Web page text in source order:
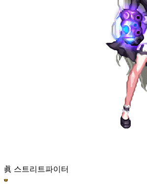
眞 스트리트파이터